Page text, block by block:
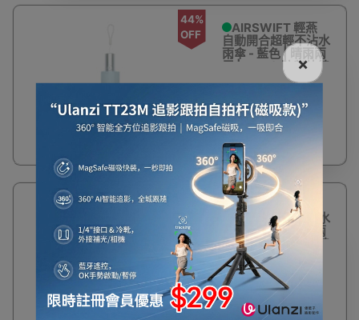
44%
OFF
AIRSWIFT 輕燕
自動開合超輕不沾水
雨傘 - 藍色 | 晴雨兩
用 | 99.9%防紫外線
$110 $198
44%
AIRSWIFT 輕燕
自動開合超輕不沾水
雨傘 - 綠色 | 晴雨兩
用 | 99.9%防紫外線
$110 $198
×